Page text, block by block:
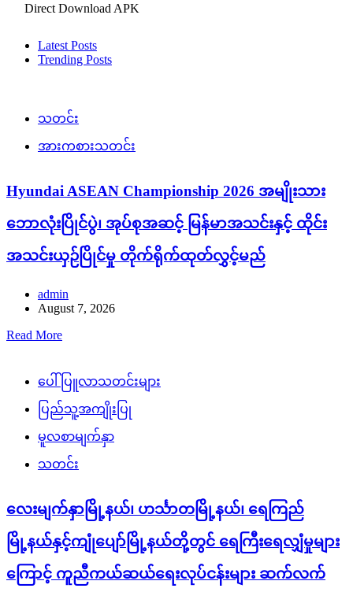
Direct Download APK
Latest Posts
Trending Posts
သတင်း
အားကစားသတင်း
Hyundai ASEAN Championship 2026 အမျိုးသား
ဘောလုံးပြိုင်ပွဲ၊ အုပ်စုအဆင့် မြန်မာအသင်းနှင့် ထိုင်း
အသင်းယှဉ်ပြိုင်မှု တိုက်ရိုက်ထုတ်လွှင့်မည်
admin
August 7, 2026
Read More
ပေါ်ပြူလာသတင်းများ
ပြည်သူ့အကျိုးပြု
မူလစာမျက်နှာ
သတင်း
လေးမျက်နှာမြို့နယ်၊ ဟင်္သာတမြို့နယ်၊ ရေကြည်
မြို့နယ်နှင့်ကျုံပျော်မြို့နယ်တို့တွင် ရေကြီးရေလျှံမှုများ
ကြောင့် ကူညီကယ်ဆယ်ရေးလုပ်ငန်းများ ဆက်လက်